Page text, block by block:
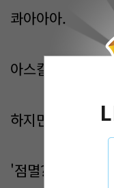
콰아아아.
아스칼론이 드래
하지만 허공을
'점멸?'